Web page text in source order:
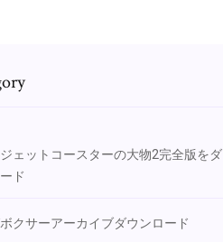
ェットコースターの大物2完全版をダ
ド
クサーアーカイブダウンロード